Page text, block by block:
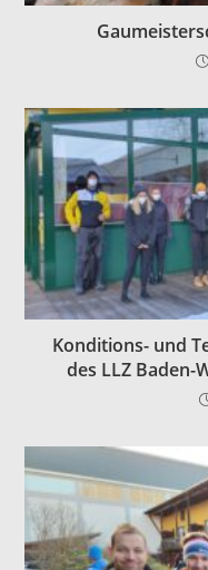
Konditions- und
des LLZ